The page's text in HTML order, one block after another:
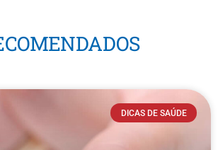
DICAS DE SAÚDE